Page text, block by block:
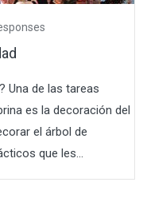
Una de las tareas
es la decoración del
el árbol de
que les...